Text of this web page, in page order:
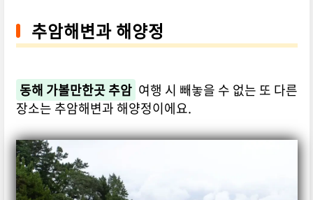
추암해변과 해양정
동해 가볼만한곳 추암 여행 시 빼놓을 수 없는 또 다른
장소는 추암해변과 해양정이에요.